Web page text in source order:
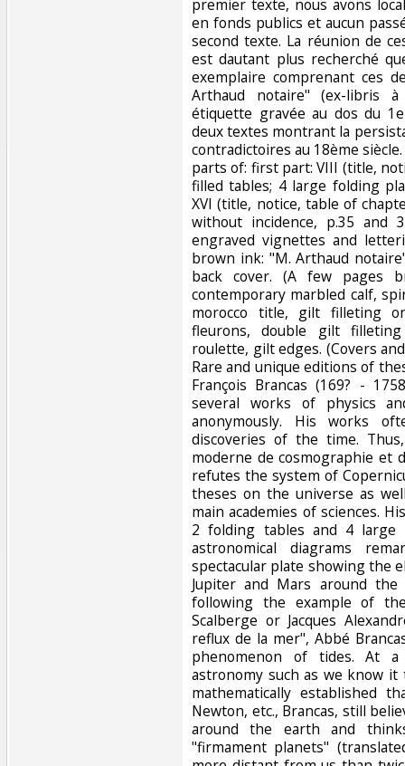
premier texte, nous avons
en fonds publics et aucun
second texte. La réunion de
est dautant plus recherché
exemplaire comprenant ces
Arthaud notaire" (ex-libris
étiquette gravée au dos du
deux textes montrant la
contradictoires au 18ème
parts of: first part: VIII (title,
filled tables; 4 large folding
XVI (title, notice, table of
without incidence, p.35 and
engraved vignettes and
brown ink: "M. Arthaud
back cover. (A few pages
contemporary marbled calf,
morocco title, gilt filleting
fleurons, double gilt
roulette, gilt edges. (Covers
Rare and unique editions of
François Brancas (169? -
several works of physics
anonymously. His works
discoveries of the time.
moderne de cosmographie et
refutes the system of
theses on the universe as
main academies of sciences.
2 folding tables and 4 large
astronomical diagrams
spectacular plate showing the
Jupiter and Mars around
following the example of
Scalberge or Jacques
reflux de la mer", Abbé
phenomenon of tides. At
astronomy such as we know it
mathematically established
Newton, etc., Brancas, still
around the earth and
"firmament planets"